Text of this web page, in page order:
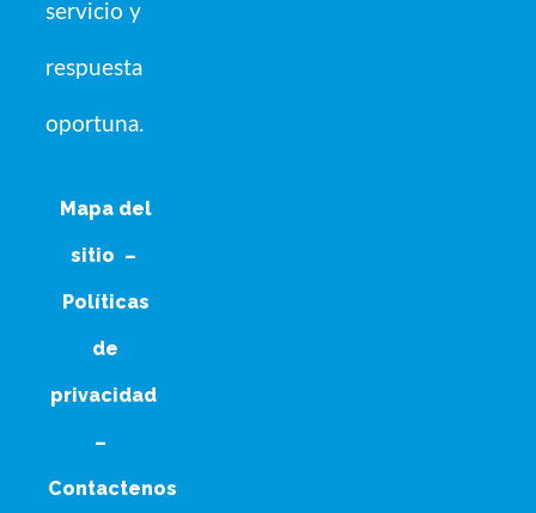
servicio y
respuesta
oportuna.
Mapa del
sitio –
Políticas
de
privacidad
–
Contactenos